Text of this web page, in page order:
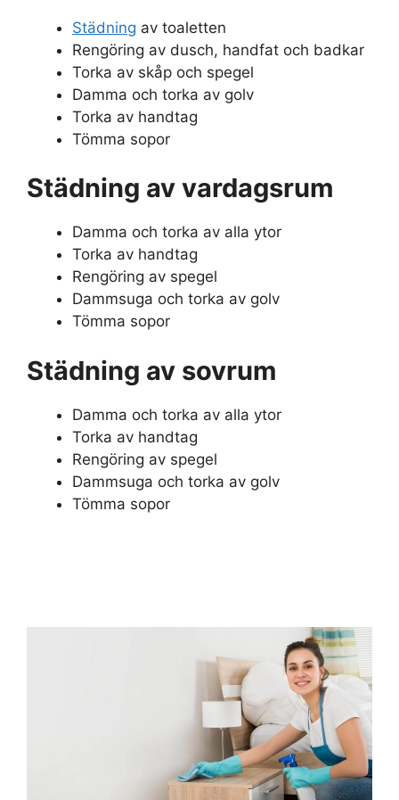
Städning av toaletten
Rengöring av dusch, handfat och badkar
Torka av skåp och spegel
Damma och torka av golv
Torka av handtag
Tömma sopor
Städning av vardagsrum
Damma och torka av alla ytor
Torka av handtag
Rengöring av spegel
Dammsuga och torka av golv
Tömma sopor
Städning av sovrum
Damma och torka av alla ytor
Torka av handtag
Rengöring av spegel
Dammsuga och torka av golv
Tömma sopor